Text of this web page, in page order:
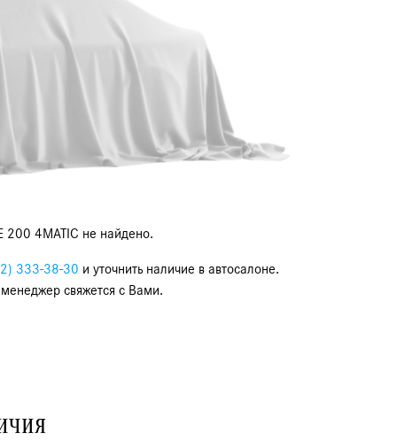
200 4MATIC не найдено.
333-38-30 и уточнить наличие в автосалоне.
свяжется с Вами.